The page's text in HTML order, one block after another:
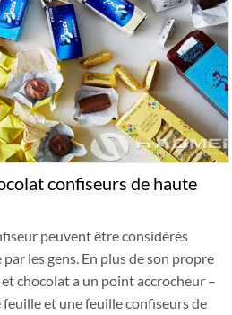
confiseurs de haute
peuvent être considérés
les gens. En plus de son propre
chocolat a un point accrocheur –
et une feuille confiseurs de